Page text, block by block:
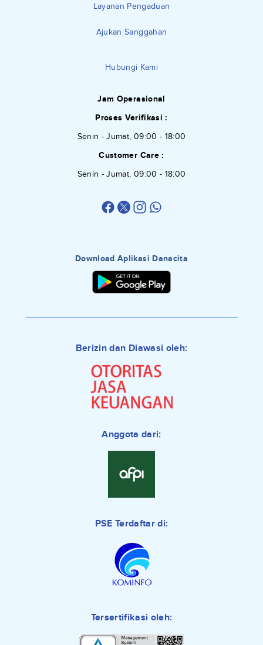
Layanan Pengaduan
Ajukan Sanggahan
Hubungi Kami
Jam Operasional
Proses Verifikasi :
Senin - Jumat, 09:00 - 18:00
Customer Care :
Senin - Jumat, 09:00 - 18:00
Download Aplikasi Danacita
Berizin dan Diawasi oleh:
Anggota dari:
PSE Terdaftar di:
Tersertifikasi oleh: